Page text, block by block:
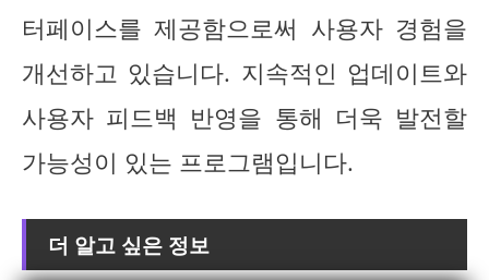
터페이스를 제공함으로써 사용자 경험을
개선하고 있습니다. 지속적인 업데이트와
사용자 피드백 반영을 통해 더욱 발전할
가능성이 있는 프로그램입니다.
더 알고 싶은 정보